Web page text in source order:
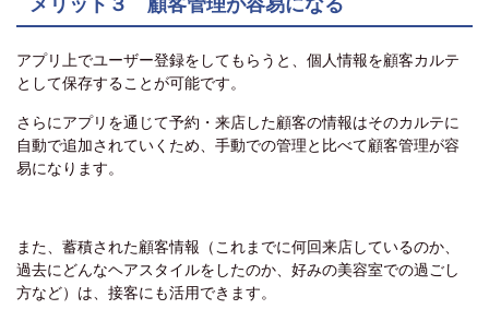
アプリ上でユーザー登録をしてもらうと、個人情報を顧客カルテ
として保存することが可能です。
さらにアプリを通じて予約・来店した顧客の情報はそのカルテに
自動で追加されていくため、手動での管理と比べて顧客管理が容
易になります。
また、蓄積された顧客情報（これまでに何回来店しているのか、
過去にどんなヘアスタイルをしたのか、好みの美容室での過ごし
方など）は、接客にも活用できます。